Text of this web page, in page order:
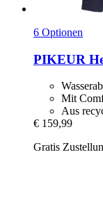
6 Optionen
PIKEUR
Mit
Aus
€ 159,99
Gratis